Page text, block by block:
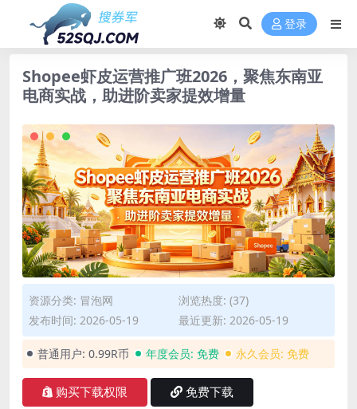
登录
Shopee虾皮运营推广班2026，聚焦东南亚
电商实战，助进阶卖家提效增量
资源分类: 冒泡网
浏览热度: (37)
发布时间: 2026-05-19
最近更新: 2026-05-19
普通用户: 0.99R币 年度会员: 免费 永久会员: 免费
购买下载权限 免费下载